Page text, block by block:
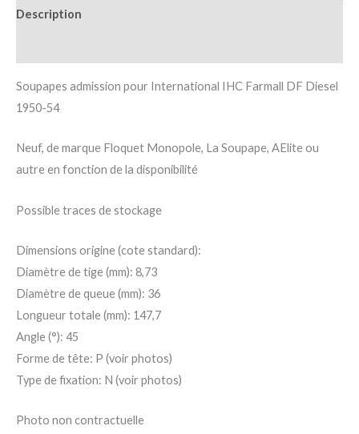
Description
Soupapes admission pour International IHC Farmall DF Diesel
1950-54
Neuf, de marque Floquet Monopole, La Soupape, AElite ou
autre en fonction de la disponibilité
Possible traces de stockage
Dimensions origine (cote standard):
Diamètre de tige (mm): 8,73
Diamètre de queue (mm): 36
Longueur totale (mm): 147,7
Angle (°): 45
Forme de tête: P (voir photos)
Type de fixation: N (voir photos)
Photo non contractuelle